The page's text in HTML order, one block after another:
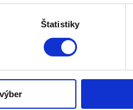
Štatistiky